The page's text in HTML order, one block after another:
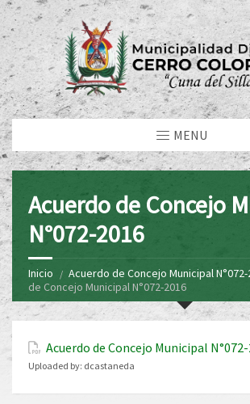
MENU
Acuerdo de Concejo
N°072-2016
Inicio Acuerdo de Concejo Municipal N°072-
de Concejo Municipal N°072-2016
Acuerdo de Concejo Municipal
Uploaded by: dcastaneda